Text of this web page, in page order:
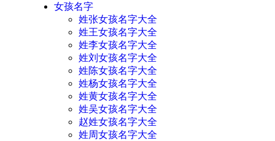
女孩名字
姓张女孩名字大全
姓王女孩名字大全
姓李女孩名字大全
姓刘女孩名字大全
姓陈女孩名字大全
姓杨女孩名字大全
姓黄女孩名字大全
姓吴女孩名字大全
赵姓女孩名字大全
姓周女孩名字大全